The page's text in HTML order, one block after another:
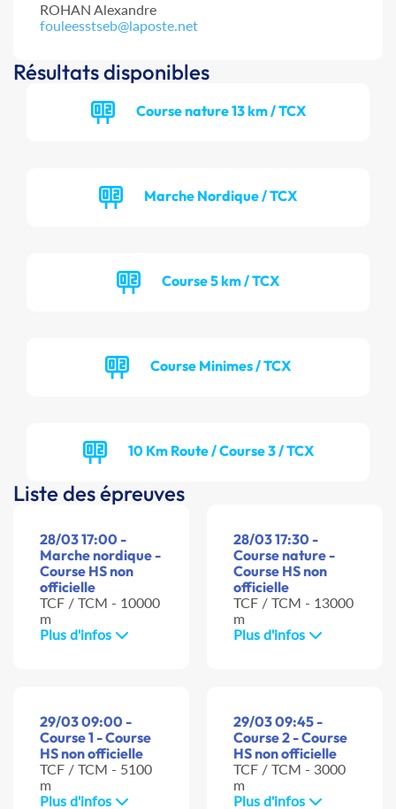
ROHAN Alexandre
fouleesstseb@laposte.net
Résultats disponibles
Course nature 13 km / TCX
Marche Nordique / TCX
Course 5 km / TCX
Course Minimes / TCX
10 Km Route / Course 3 / TCX
Liste des épreuves
28/03 17:00 -
Marche nordique -
Course HS non
officielle
TCF / TCM - 10000
m
Plus d'infos
28/03 17:30 -
Course nature -
Course HS non
officielle
TCF / TCM - 13000
m
Plus d'infos
29/03 09:00 -
Course 1 - Course
HS non officielle
TCF / TCM - 5100
m
Plus d'infos
29/03 09:45 -
Course 2 - Course
HS non officielle
TCF / TCM - 3000
m
Plus d'infos